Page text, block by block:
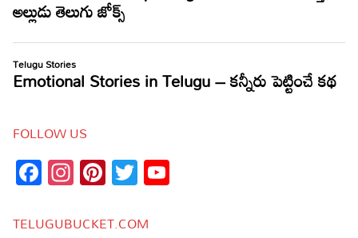
FOLLOW US
Facebook
Instagram
Pinterest
Twitter
TELUGUBUCKET.COM